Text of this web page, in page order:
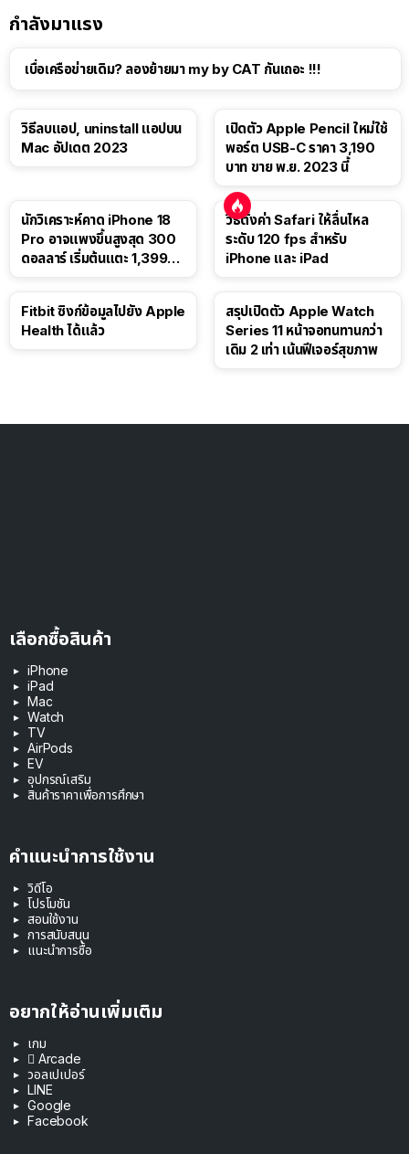
กำลังมาแรง
เบื่อเครือข่ายเดิม? ลองย้ายมา my by CAT กันเถอะ !!!
วิธีลบแอป, uninstall แอปบน
Mac อัปเดต 2023
เปิดตัว Apple Pencil ใหม่ใช้
พอร์ต USB-C ราคา 3,190
บาท ขาย พ.ย. 2023 นี้
นักวิเคราะห์คาด iPhone 18
Pro อาจแพงขึ้นสูงสุด 300
ดอลลาร์ เริ่มต้นแตะ 1,399
วิธีตั้งค่า Safari ให้ลื่นไหล
ระดับ 120 fps สำหรับ
iPhone และ iPad
Fitbit ซิงก์ข้อมูลไปยัง Apple
Health ได้แล้ว
สรุปเปิดตัว Apple Watch
Series 11 หน้าจอทนทานกว่า
เดิม 2 เท่า เน้นฟีเจอร์สุขภาพ
เลือกซื้อสินค้า
iPhone
iPad
Mac
Watch
TV
AirPods
EV
อุปกรณ์เสริม
สินค้าราคาเพื่อการศึกษา
คำแนะนำการใช้งาน
วิดีโอ
โปรโมชัน
สอนใช้งาน
การสนับสนุน
แนะนำการซื้อ
อยากให้อ่านเพิ่มเติม
เกม
 Arcade
วอลเปเปอร์
LINE
Google
Facebook